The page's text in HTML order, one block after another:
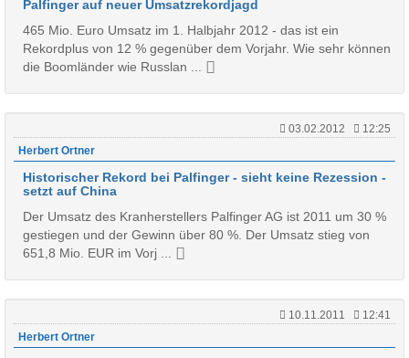
Palfinger auf neuer Umsatzrekordjagd
465 Mio. Euro Umsatz im 1. Halbjahr 2012 - das ist ein
Rekordplus von 12 % gegenüber dem Vorjahr. Wie sehr können
die Boomländer wie Russlan ...
03.02.2012
12:25
Herbert Ortner
Historischer Rekord bei Palfinger - sieht keine Rezession -
setzt auf China
Der Umsatz des Kranherstellers Palfinger AG ist 2011 um 30 %
gestiegen und der Gewinn über 80 %. Der Umsatz stieg von
651,8 Mio. EUR im Vorj ...
10.11.2011
12:41
Herbert Ortner